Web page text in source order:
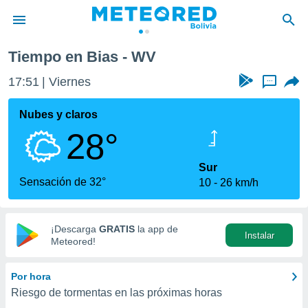
de
ha
calidad.
a este
las
y
digital
basada
Tiempo en Bias - WV
17:51 Viernes ...
Nubes y claros
28°
Sensación de 32°
Sur
10
26 km/h
¡Descarga GRATIS la app de
Meteored!
Instalar
Por hora
Riesgo de tormentas en las próximas horas